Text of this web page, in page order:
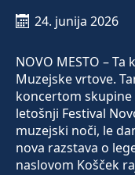
24. junija 2026
NOVO MESTO –
Muzejske vrtove.
koncertom skupine
letošnji Festival
muzejski noči, le
nova razstava o
naslovom Košček